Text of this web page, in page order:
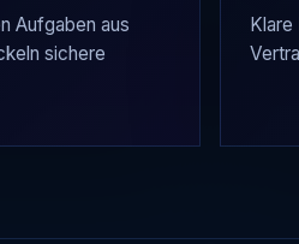
Aufgaben aus
sichere